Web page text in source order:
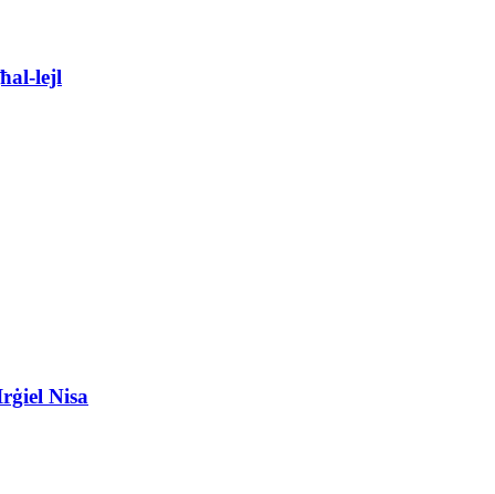
lejl
Nisa